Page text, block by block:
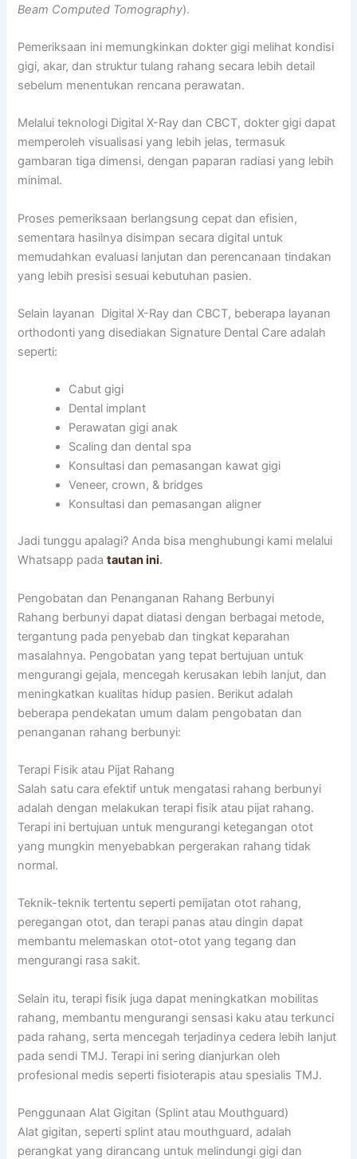
Beam Computed Tomography).
Pemeriksaan ini memungkinkan dokter gigi melihat kondisi
gigi, akar, dan struktur tulang rahang secara lebih detail
sebelum menentukan rencana perawatan.
Melalui teknologi Digital X-Ray dan CBCT, dokter gigi dapat
memperoleh visualisasi yang lebih jelas, termasuk
gambaran tiga dimensi, dengan paparan radiasi yang lebih
minimal.
Proses pemeriksaan berlangsung cepat dan efisien,
sementara hasilnya disimpan secara digital untuk
memudahkan evaluasi lanjutan dan perencanaan tindakan
yang lebih presisi sesuai kebutuhan pasien.
Selain layanan Digital X-Ray dan CBCT, beberapa layanan
orthodonti yang disediakan Signature Dental Care adalah
seperti:
Cabut gigi
Dental implant
Perawatan gigi anak
Scaling dan dental spa
Konsultasi dan pemasangan kawat gigi
Veneer, crown, & bridges
Konsultasi dan pemasangan aligner
Jadi tunggu apalagi? Anda bisa menghubungi kami melalui
Whatsapp padatautan ini.
Pengobatan dan Penanganan Rahang Berbunyi
Rahang berbunyi dapat diatasi dengan berbagai metode,
tergantung pada penyebab dan tingkat keparahan
masalahnya. Pengobatan yang tepat bertujuan untuk
mengurangi gejala, mencegah kerusakan lebih lanjut, dan
meningkatkan kualitas hidup pasien. Berikut adalah
beberapa pendekatan umum dalam pengobatan dan
penanganan rahang berbunyi:
Terapi Fisik atau Pijat Rahang
Salah satu cara efektif untuk mengatasi rahang berbunyi
adalah dengan melakukan terapi fisik atau pijat rahang.
Terapi ini bertujuan untuk mengurangi ketegangan otot
yang mungkin menyebabkan pergerakan rahang tidak
normal.
Teknik-teknik tertentu seperti pemijatan otot rahang,
peregangan otot, dan terapi panas atau dingin dapat
membantu melemaskan otot-otot yang tegang dan
mengurangi rasa sakit.
Selain itu, terapi fisik juga dapat meningkatkan mobilitas
rahang, membantu mengurangi sensasi kaku atau terkunci
pada rahang, serta mencegah terjadinya cedera lebih lanjut
pada sendi TMJ. Terapi ini sering dianjurkan oleh
profesional medis seperti fisioterapis atau spesialis TMJ.
Penggunaan Alat Gigitan (Splint atau Mouthguard)
Alat gigitan, seperti splint atau mouthguard, adalah
perangkat yang dirancang untuk melindungi gigi dan